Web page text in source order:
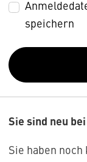
speichern
Sie sind neu
Sie haben